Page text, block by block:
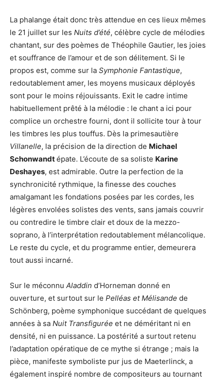
La phalange était donc très attendue en ces lieux mêmes
le 21 juillet sur les Nuits d’été, célèbre cycle de mélodies
chantant, sur des poèmes de Théophile Gautier, les joies
et souffrance de l’amour et de son délitement. Si le
propos est, comme sur la Symphonie Fantastique,
redoutablement amer, les moyens musicaux déployés
sont pour le moins réjouissants. Exit le cadre intime
habituellement prêté à la mélodie : le chant a ici pour
complice un orchestre fourni, dont il sollicite tour à tour
les timbres les plus touffus. Dès la primesautière
Villanelle, la précision de la direction de Michael
Schonwandtépate. L’écoute de sa soliste Karine
Deshayes, est admirable. Outre la perfection de la
synchronicité rythmique, la finesse des couches
amalgamant les fondations posées par les cordes, les
légères envolées solistes des vents, sans jamais couvrir
ou contredire le timbre clair et doux de la mezzo-
soprano, à l’interprétation redoutablement mélancolique.
Le reste du cycle, et du programme entier, demeurera
tout aussi incarné.
Sur le méconnu Aladdin d’Horneman donné en
ouverture, et surtout sur le Pelléas et Mélisande de
Schönberg, poème symphonique succédant de quelques
années à sa Nuit Transfigurée et ne déméritant ni en
densité, ni en puissance. La postérité a surtout retenu
l’adaptation opératique de ce mythe si étrange ; mais la
pièce, manifeste symboliste pur jus de Maeterlinck, a
également inspiré nombre de compositeurs au tournant